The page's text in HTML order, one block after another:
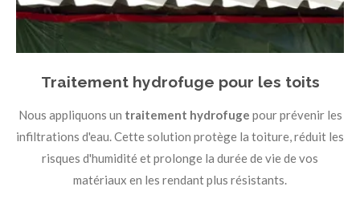
Traitement hydrofuge pour les toits
Nous appliquons un traitement hydrofuge pour prévenir les
infiltrations d'eau. Cette solution protège la toiture, réduit les
risques d'humidité et prolonge la durée de vie de vos
matériaux en les rendant plus résistants.